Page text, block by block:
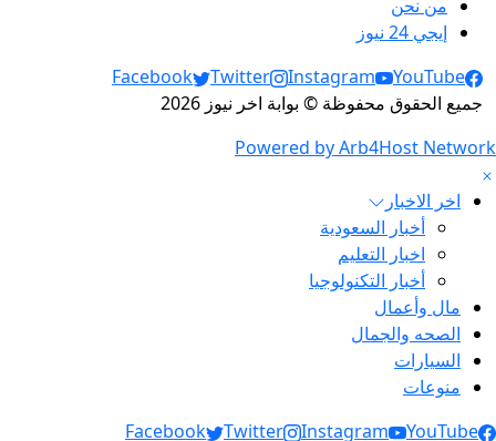
من نحن
إيجي 24 نيوز
Social Links
Facebook Twitter Instagram
YouTube
جميع الحقوق محفوظة © بوابة اخر نيوز 2026
Powered by Arb4Host Network
اخر الاخبار
أخبار السعودية
اخبار التعليم
أخبار التكنولوجيا
مال وأعمال
الصحه والجمال
السيارات
منوعات
Social Links
Facebook Twitter Instagram YouTube